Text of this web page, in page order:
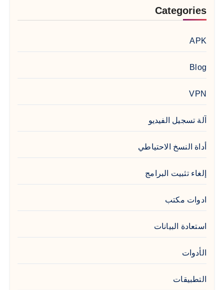
Categories
APK
Blog
VPN
آلة تسجيل الفيديو
أداة النسخ الاحتياطي
إلغاء تثبيت البرامج
ادوات مكتب
استعادة البيانات
الأدوات
التطبيقات